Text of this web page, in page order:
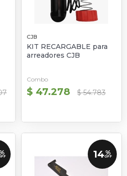
CJB
KIT RECARGABLE para
arreadores CJB
Combo
$ 47.278 $ 54.783
% 14 %
OFF